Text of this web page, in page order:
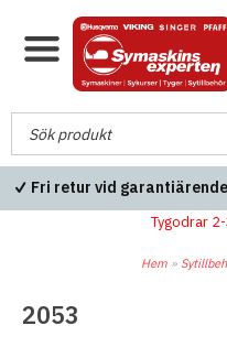
Fri retur vid
Tygodrar
Hem »
2053